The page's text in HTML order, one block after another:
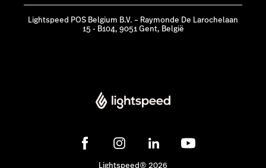
Lightspeed POS Belgium B.V. – Raymonde De Larochelaan
15 - B104, 9051 Gent, België
Lightspeed® 2026